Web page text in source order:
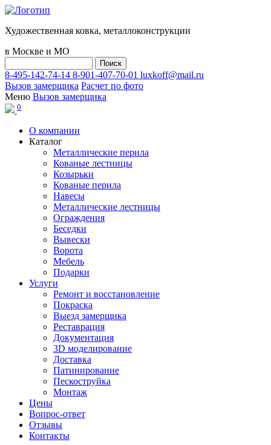
Художественная ковка, металлоконструкции
в Москве и МО
8-495-142-74-14 8-901-407-70-01 luxkoff@mail.ru
Вызов замерщика Расчет по фото
Меню Вызов замерщика
0
О компании
Каталог
Металлические перила
Кованые лестницы
Козырьки
Кованые перила
Навесы
Металлические лестницы
Ограждения
Беседки
Вывески
Ворота
Мебель
Подарки
Услуги
Ремонт и восстановление
Покраска
Выезд замерщика
Реставрация
Документация
3D моделирование
Доставка
Патинирование
Пескоструйка
Монтаж
Цены
Вопрос-ответ
Отзывы
Контакты